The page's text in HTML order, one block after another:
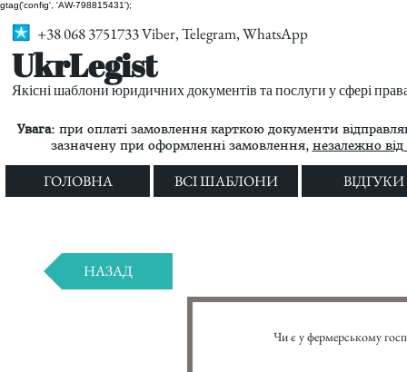
gtag('config', 'AW-798815431');
+38 068 3751733 Viber, Telegram, WhatsApp
UkrLegist
Якісні шаблони юридичних документів та послуги у сфері
Увага: при оплаті замовлення карткою документи
зазначену при оформленні замовлення, незалежно від
ГОЛОВНА ВСІ ШАБЛОНИ ВІДГУКИ
НАЗАД
Чи є у фермерському